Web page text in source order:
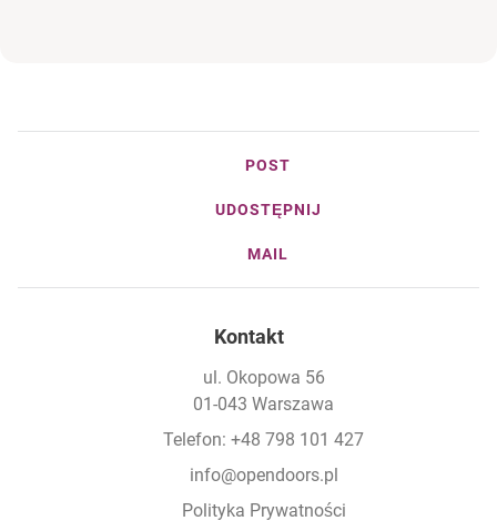
POST
UDOSTĘPNIJ
MAIL
Kontakt
ul. Okopowa 56
01-043 Warszawa
Telefon: +48 798 101 427
info@opendoors.pl
Polityka Prywatności